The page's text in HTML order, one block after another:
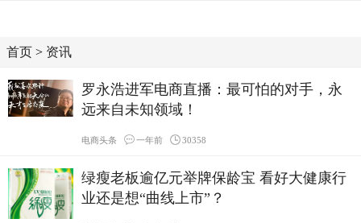
首页 > 资讯
罗永浩进军电商直播：最可怕的对手，永
远来自未知领域！
电商头条 一年前 30358
绿瘦老板逾亿元举牌保龄宝 看好大健康行
业还是想“曲线上市”？